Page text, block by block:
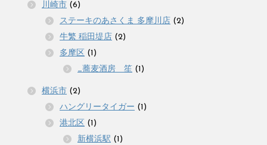
川崎市 (6)
ステーキのあさくま 多摩川店 (2)
牛繁 稲田堤店 (2)
多摩区 (1)
_蕎麦酒房 笙 (1)
横浜市 (2)
ハングリータイガー (1)
港北区 (1)
新横浜駅 (1)